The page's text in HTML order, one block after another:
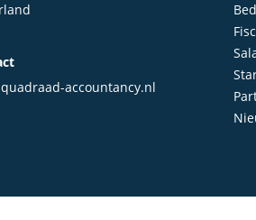
accountancy.nl